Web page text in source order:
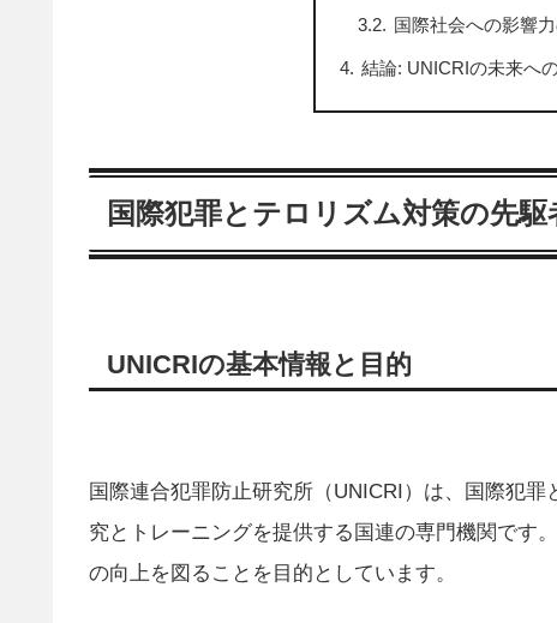
国際社会への影響
結論: UNICRIの未来へ
国際犯罪とテロリズム対策の先駆
UNICRIの基本情報と目的
国際連合犯罪防止研究所（UNICRI）は、国際犯
究とトレーニングを提供する国連の専門機関です
の向上を図ることを目的としています。